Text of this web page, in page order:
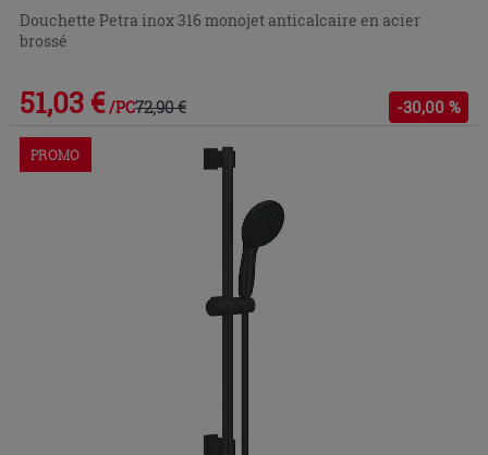
Douchette Petra inox 316 monojet anticalcaire en acier
brossé
51,03 € /PC72,90 € -30,00 %
PROMO